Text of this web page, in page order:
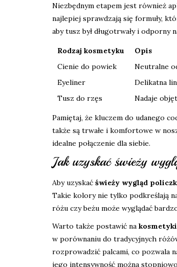
Niezbędnym etapem jest również
najlepiej sprawdzają się formuły,
aby tusz był długotrwały i odporny
Rodzaj kosmetyku Opis
Cienie do powiek
Neutralne
Eyeliner
Delikatna
Tusz do rzęs
Nadaje
Pamiętaj, że kluczem do udanego
także są trwałe i komfortowe w
idealne połączenie dla siebie.
Jak uzyskać świeży
Aby uzyskać świeży wygląd
Takie kolory nie tylko podkreślają
różu czy beżu może wyglądać
Warto także postawić na
w porównaniu do tradycyjnych
rozprowadzić palcami, co pozwala
jego intensywność można